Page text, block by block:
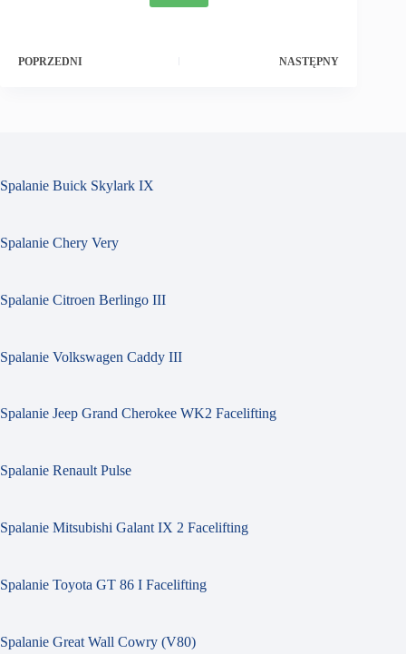
POPRZEDNI NASTĘPNY
Spalanie Buick Skylark IX
Spalanie Chery Very
Spalanie Citroen Berlingo III
Spalanie Volkswagen Caddy III
Spalanie Jeep Grand Cherokee WK2 Facelifting
Spalanie Renault Pulse
Spalanie Mitsubishi Galant IX 2 Facelifting
Spalanie Toyota GT 86 I Facelifting
Spalanie Great Wall Cowry (V80)